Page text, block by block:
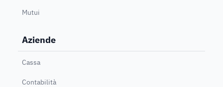
Mutui
Aziende
Cassa
Contabilità